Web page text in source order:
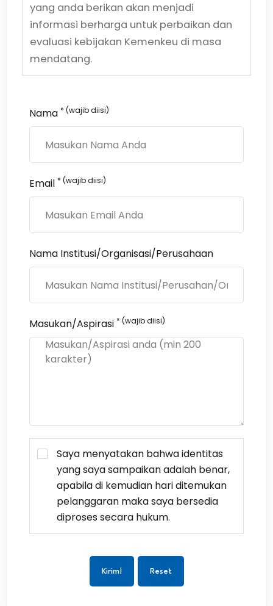
yang anda berikan akan menjadi
informasi berharga untuk perbaikan dan
evaluasi kebijakan Kemenkeu di masa
mendatang.
Nama * (wajib diisi)
Email * (wajib diisi)
Nama Institusi/Organisasi/Perusahaan
Masukan/Aspirasi * (wajib diisi)
Saya menyatakan bahwa identitas
yang saya sampaikan adalah benar,
apabila di kemudian hari ditemukan
pelanggaran maka saya bersedia
diproses secara hukum.
Kirim! Reset